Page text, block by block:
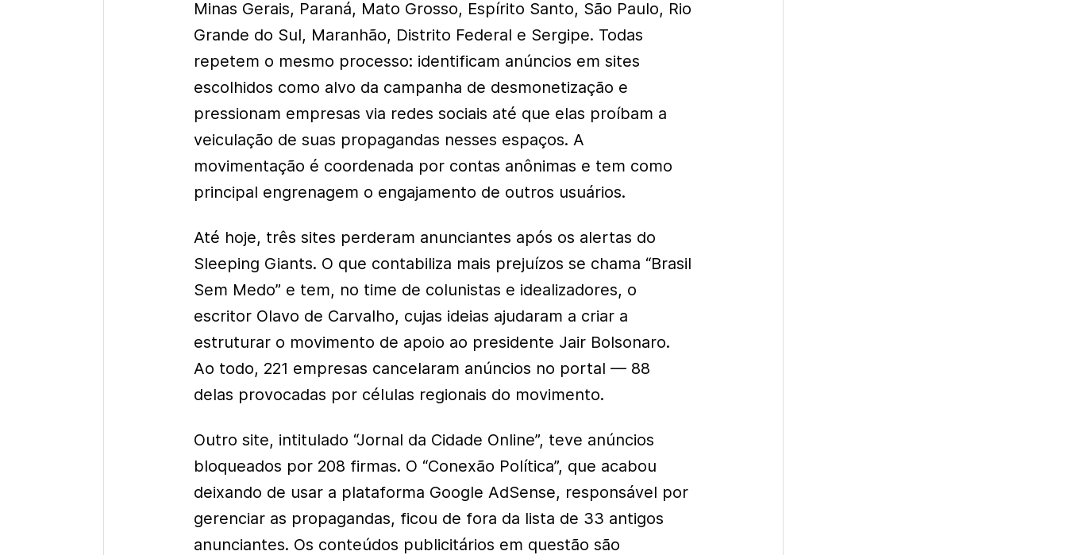
Minas Gerais, Paraná, Mato Grosso, Espírito Santo, São Paulo, Rio
Grande do Sul, Maranhão, Distrito Federal e Sergipe. Todas
repetem o mesmo processo: identificam anúncios em sites
escolhidos como alvo da campanha de desmonetização e
pressionam empresas via redes sociais até que elas proíbam a
veiculação de suas propagandas nesses espaços. A
movimentação é coordenada por contas anônimas e tem como
principal engrenagem o engajamento de outros usuários.
Até hoje, três sites perderam anunciantes após os alertas do
Sleeping Giants. O que contabiliza mais prejuízos se chama “Brasil
Sem Medo” e tem, no time de colunistas e idealizadores, o
escritor Olavo de Carvalho, cujas ideias ajudaram a criar a
estruturar o movimento de apoio ao presidente Jair Bolsonaro.
Ao todo, 221 empresas cancelaram anúncios no portal — 88
delas provocadas por células regionais do movimento.
Outro site, intitulado “Jornal da Cidade Online”, teve anúncios
bloqueados por 208 firmas. O “Conexão Política”, que acabou
deixando de usar a plataforma Google AdSense, responsável por
gerenciar as propagandas, ficou de fora da lista de 33 antigos
anunciantes. Os conteúdos publicitários em questão são